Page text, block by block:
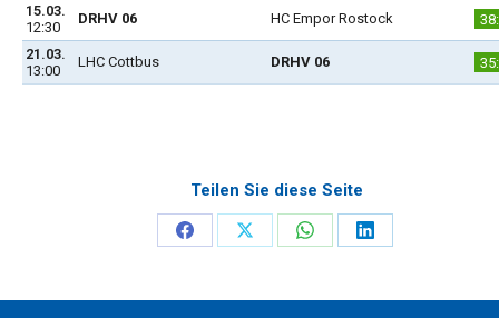
15.03.
12:30
DRHV 06 HC Empor Rostock
21.03.
13:00
LHC Cottbus DRHV 06
Teilen Sie diese Seite
ShareShareShareShare